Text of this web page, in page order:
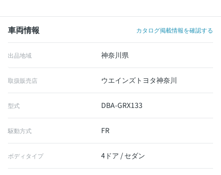
車両情報 カタログ掲載情報を確認する
出品地域 神奈川県
取扱販売店 ウエインズトヨタ神奈川
型式 DBA-GRX133
駆動方式 FR
ボディタイプ 4ドア / セダン